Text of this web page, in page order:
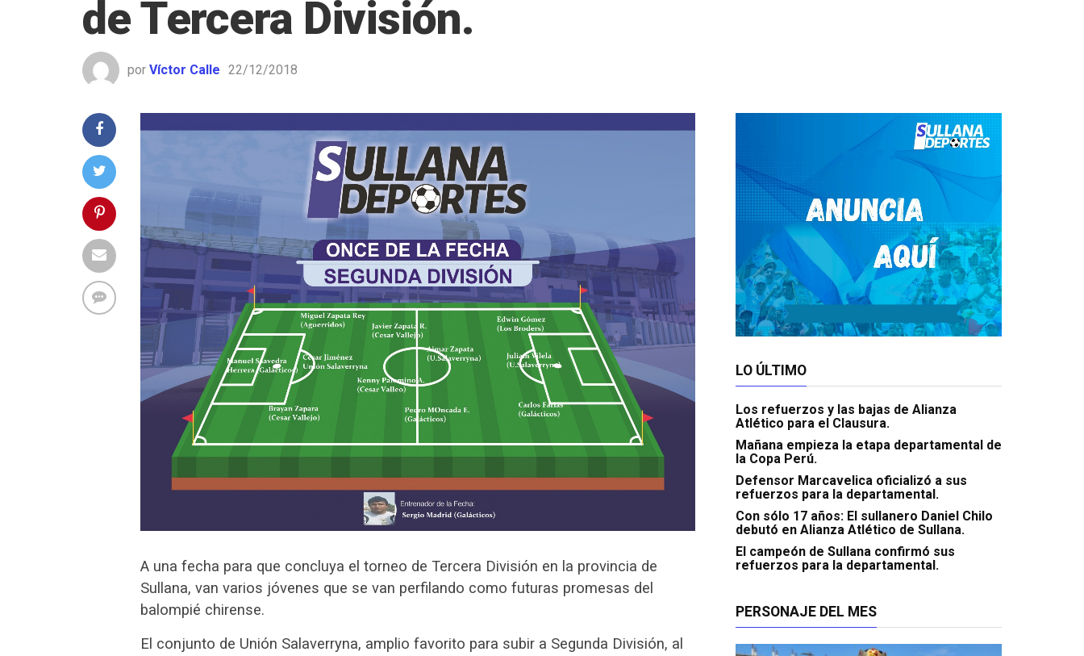
de Tercera División.
por Víctor Calle 22/12/2018
A una fecha para que concluya el torneo de Tercera División en la provincia de
Sullana, van varios jóvenes que se van perfilando como futuras promesas del
balompié chirense.
El conjunto de Unión Salaverryna, amplio favorito para subir a Segunda División, al
LO ÚLTIMO
Los refuerzos y las bajas de Alianza
Atlético para el Clausura.
Mañana empieza la etapa departamental de
la Copa Perú.
Defensor Marcavelica oficializó a sus
refuerzos para la departamental.
Con sólo 17 años: El sullanero Daniel Chilo
debutó en Alianza Atlético de Sullana.
El campeón de Sullana confirmó sus
refuerzos para la departamental.
PERSONAJE DEL MES